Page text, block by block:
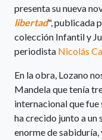
presenta su nueva
libertad", publicada
colección Infantil y
periodista Nicolás
En la obra, Lozano
Mandela que tenía
internacional que fue
ha crecido junto a un
enorme de